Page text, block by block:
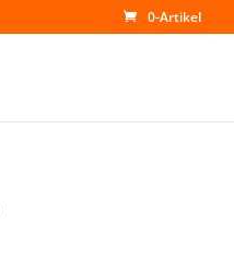
0-Artikel